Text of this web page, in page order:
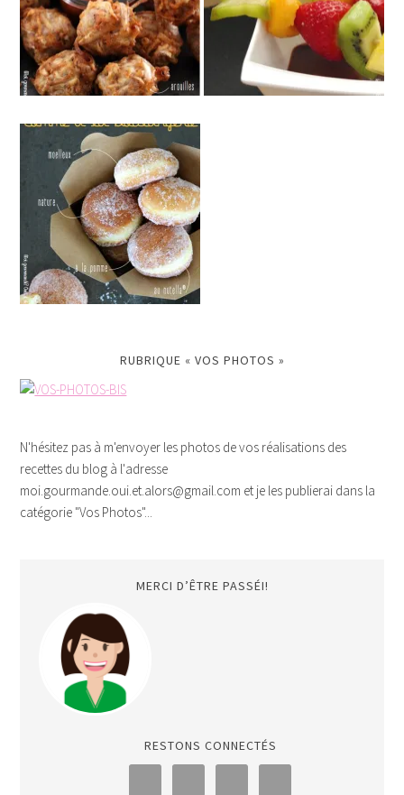
RUBRIQUE « VOS PHOTOS »
N'hésitez pas à m'envoyer les photos de vos réalisations des
recettes du blog à l'adresse
moi.gourmande.oui.et.alors@gmail.com et je les publierai dans la
catégorie "Vos Photos"...
MERCI D’ÊTRE PASSÉI!
RESTONS CONNECTÉS